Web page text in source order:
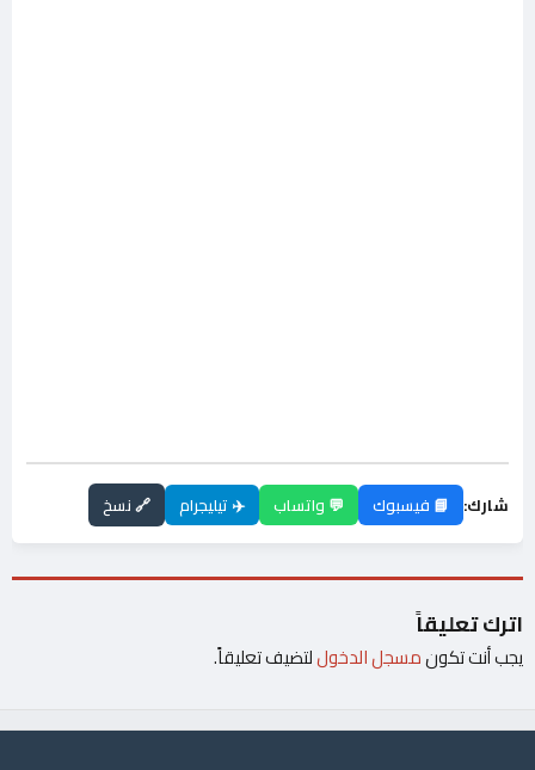
شارك: 📘 فيسبوك 💬 واتساب ✈️ تيليجرام 🔗 نسخ
اترك تعليقاً
يجب أنت تكونمسجل الدخوللتضيف تعليقاً.